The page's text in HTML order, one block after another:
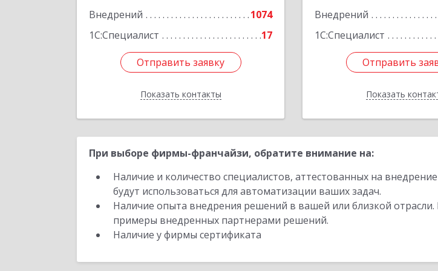
Внедрений
1074
1С:Специалист
17
Отправить заявку
Показать контакты
Отправить заявку
Назад
Внедрений
1С:Специалист
Отправить
Показать
Отправить
Назад
При выборе фирмы-франчайзи, обратите внимание на:
Наличие и количество специалистов, аттестованных на
будут использоваться для автоматизации ваших задач.
Наличие опыта внедрения решений в вашей или близкой
примеры внедренных партнерами решений.
Наличие у фирмы сертификата